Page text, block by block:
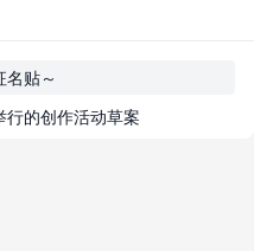
名贴～
行的创作活动草案